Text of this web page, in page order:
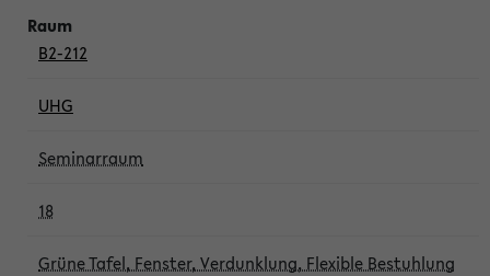
B2-212
UHG
Seminarraum
18
Grüne Tafel, Fenster, Verdunklung, Flexible Bestuhlung